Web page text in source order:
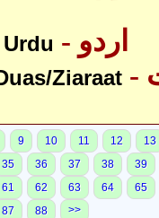
Urdu - اردو
Ziaraat
9 10 11 12
13
35 36 37 38
39
61 62 63 64
65
87 88 >>